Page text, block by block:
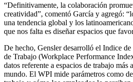
“Definitivamente, la colaboración
creatividad”, comentó García y agregó:
una tendencia global y los
que nos falta es diseñar espacios que
De hecho, Gensler desarrolló el Indice
de Trabajo (Workplace Performance
datos referente a espacios de trabajo más
mundo. El WPI mide parámetros como